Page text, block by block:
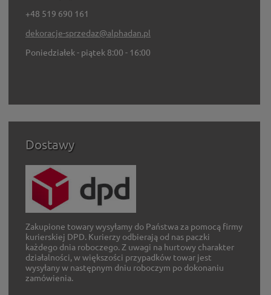
+48 519 690 161
dekoracje-sprzedaz@alphadan.pl
Poniedziałek - piątek 8:00 - 16:00
Dostawy
Zakupione towary wysyłamy do Państwa za pomocą firmy
kurierskiej DPD. Kurierzy odbierają od nas paczki
każdego dnia roboczego. Z uwagi na hurtowy charakter
działalności, w większości przypadków towar jest
wysyłany w następnym dniu roboczym po dokonaniu
zamówienia.